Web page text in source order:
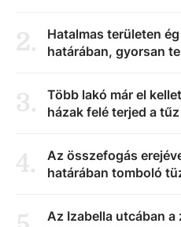
2.
Hatalmas területen
határában, gyorsan
3.
Több lakó már el
házak felé terjed a
4.
Az összefogás
határában tomboló
Az Izabella utcában